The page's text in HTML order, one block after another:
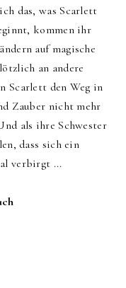
das, was Scarlett
kommen ihr
auf magische
an andere
Scarlett den Weg in
Zauber nicht mehr
als ihre Schwester
dass sich ein
verbirgt ...